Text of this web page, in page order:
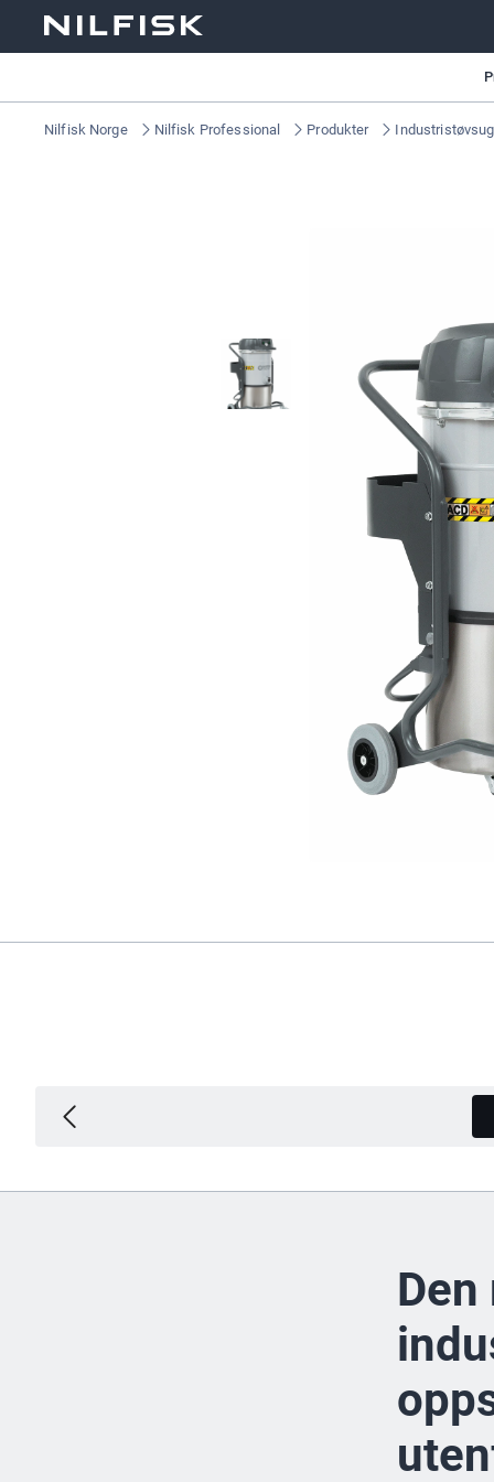
Nilfisk Norge Nilfisk Professional Produkter